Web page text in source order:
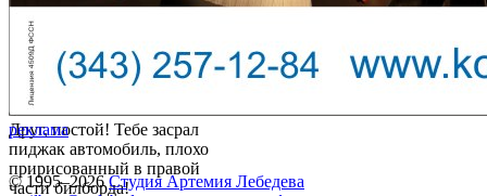
Друг, постой! Тебе засрал
пиджак автомобиль, плохо
пририсованный в правой
части билборда!
реклама
© 1995–2026 Студия Артемия Лебедева